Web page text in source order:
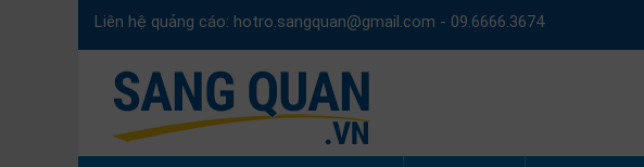
Liên hệ quảng cáo: hotro.sangquan@gmail.com - 09.6666.3674